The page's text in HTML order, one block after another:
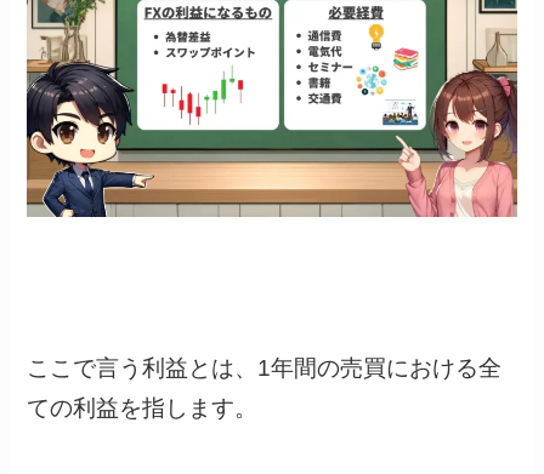
ここで言う利益とは、1年間の売買における全
ての利益を指します。